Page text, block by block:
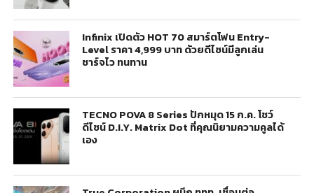
Infinix เปิดตัว HOT 70 สมาร์ตโฟน Entry-
Level ราคา 4,999 บาท ด้วยดีไซน์มีลูกเล่น
ชาร์จไว ทนทาน
TECNO POVA 8 Series ปักหมุด 15 ก.ค. โชว์
ดีไซน์ D.I.Y. Matrix Dot ที่คุณนิยามความคูลได้
เอง